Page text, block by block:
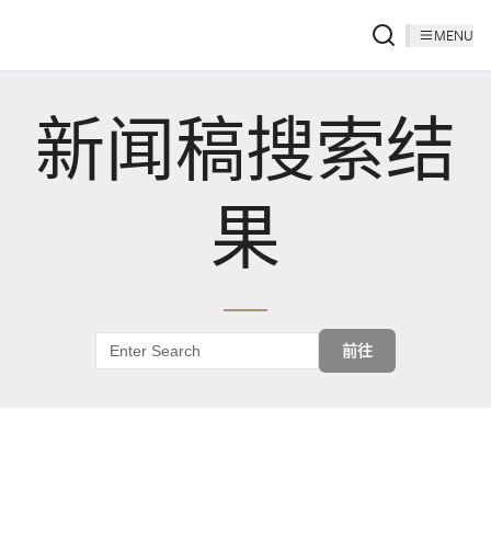
MENU
新闻稿搜索结
果
前往